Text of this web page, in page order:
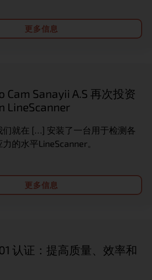
更多信息
Cam Sanayii A.S 再次投资
LineScanner
们就在 […] 安装了一台用于检测各
的水平LineScanner。
更多信息
认证：提高质量、效率和